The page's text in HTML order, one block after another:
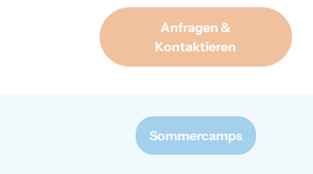
Anfragen &
Kontaktieren
Sommercamps